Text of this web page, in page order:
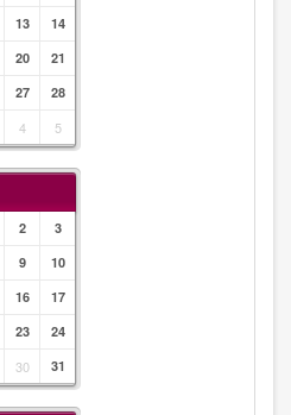
13
14
20
21
27
28
4 5
2
3
9
10
16
17
23
24
30 31